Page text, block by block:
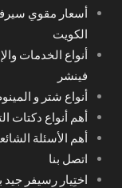
أسعار مقوي
الكويت
أنواع الخدمات
فينشر
أنواع شتر و
أهم أنواع دكتات
أهم الأسئلة
اتصل بنا
اختِيار رسيفر جيد برمجة